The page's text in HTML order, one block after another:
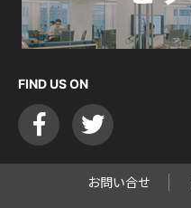
FIND US ON
お問い合せ